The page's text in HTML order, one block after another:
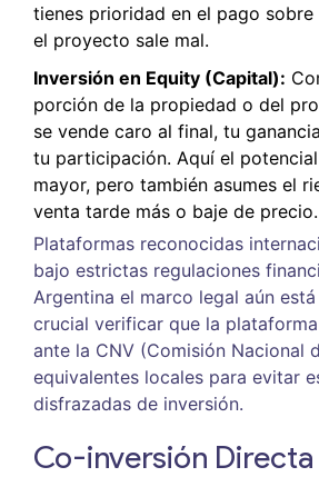
tienes prioridad en el pago
el proyecto sale mal.
Inversión en Equity (Capital):
porción de la propiedad o del
se vende caro al final, tu
tu participación. Aquí el
mayor, pero también asumes el
venta tarde más o baje de precio.
Plataformas reconocidas
bajo estrictas regulaciones
Argentina el marco legal aún
crucial verificar que la
ante la CNV (Comisión Nacional
equivalentes locales para evitar
disfrazadas de inversión.
Co-inversión